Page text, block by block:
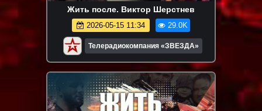
Жить после. Виктор Шерстнев
2026-05-15 11:34 29.0K
Телерадиокомпания «ЗВЕЗДА»